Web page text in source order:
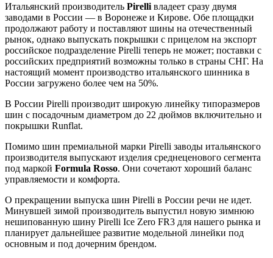
Итальянский производитель Pirelli владеет сразу двумя
заводами в России — в Воронеже и Кирове. Обе площадки
продолжают работу и поставляют шины на отечественный
рынок, однако выпускать покрышки с прицелом на экспорт
российское подразделение Pirelli теперь не может; поставки с
российских предприятий возможны только в страны СНГ. На
настоящий момент производство итальянского шинника в
России загружено более чем на 50%.
В России Pirelli производит широкую линейку типоразмеров
шин с посадочным диаметром до 22 дюймов включительно и
покрышки Runflat.
Помимо шин премиальной марки Pirelli заводы итальянского
производителя выпускают изделия среднеценового сегмента
под маркой Formula Rosso. Они сочетают хороший баланс
управляемости и комфорта.
О прекращении выпуска шин Pirelli в России речи не идет.
Минувшей зимой производитель выпустил новую зимнюю
нешипованную шину Pirelli Ice Zero FR3 для нашего рынка и
планирует дальнейшее развитие модельной линейки под
основным и под дочерним брендом.